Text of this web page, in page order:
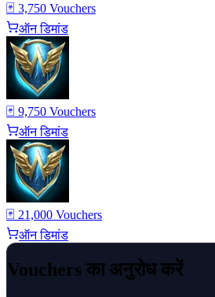
🃏 3,750 Vouchers
ऑन डिमांड
🃏 9,750 Vouchers
ऑन डिमांड
🃏 21,000 Vouchers
ऑन डिमांड
Vouchers का अनुरोध करें